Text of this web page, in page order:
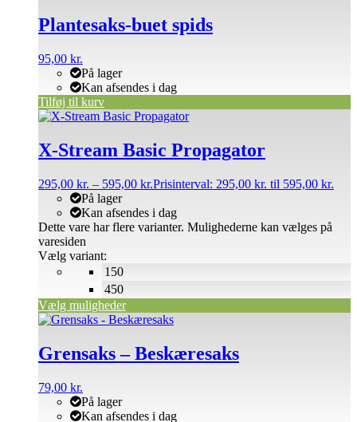
Plantesaks-buet spids
95,00 kr.
På lager
Kan afsendes i dag
Tilføj til kurv
X-Stream Basic Propagator
295,00 kr. – 595,00 kr.Prisinterval: 295,00 kr. til 595,00 kr.
På lager
Kan afsendes i dag
Vælg variant:
Vælg muligheder
Dette vare har flere varianter. Mulighederne kan vælges på
varesiden
150
450
Grensaks – Beskæresaks
79,00 kr.
På lager
Kan afsendes i dag